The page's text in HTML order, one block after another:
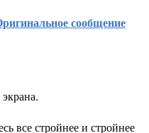
сообщение
все стройнее и стройнее